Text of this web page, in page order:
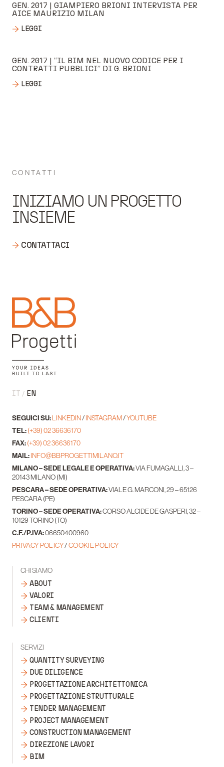
GEN. 2017 | GIAMPIERO BRIONI INTERVISTA PER
AICE MAURIZIO MILAN
LEGGI
GEN. 2017 | “IL BIM NEL NUOVO CODICE PER I
CONTRATTI PUBBLICI” DI G. BRIONI
LEGGI
CONTATTI
INIZIAMO UN PROGETTO
INSIEME
CONTATTACI
IT EN
SEGUICI SU:LINKEDIN/INSTAGRAM/YOUTUBE
TEL:(+39) 02 36636170
FAX:(+39) 02 36636170
MAIL:INFO@BBPROGETTIMILANO.IT
MILANO – SEDE LEGALE E OPERATIVA:VIA FUMAGALLI, 3 –
20143 MILANO (MI)
PESCARA – SEDE OPERATIVA:VIALE G. MARCONI, 29 – 65126
PESCARA (PE)
TORINO – SEDE OPERATIVA:CORSO ALCIDE DE GASPERI, 32 –
10129 TORINO (TO)
C.F./P.IVA:06650400960
PRIVACY POLICY/COOKIE POLICY
CHI SIAMO
ABOUT
VALORI
TEAM & MANAGEMENT
CLIENTI
SERVIZI
QUANTITY SURVEYING
DUE DILIGENCE
PROGETTAZIONE ARCHITETTONICA
PROGETTAZIONE STRUTTURALE
TENDER MANAGEMENT
PROJECT MANAGEMENT
CONSTRUCTION MANAGEMENT
DIREZIONE LAVORI
BIM